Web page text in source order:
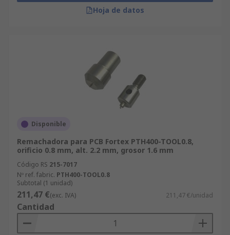
Hoja de datos
Disponible
Remachadora para PCB Fortex PTH400-TOOL0.8,
orificio 0.8 mm, alt. 2.2 mm, grosor 1.6 mm
Código RS 215-7017
Nº ref. fabric. PTH400-TOOL0.8
Subtotal (1 unidad)
211,47 €(exc. IVA) 211,47 €/unidad
Cantidad